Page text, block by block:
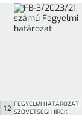
12 FEGYELMI HATÁROZAT
SZÖVETSÉGI HÍREK